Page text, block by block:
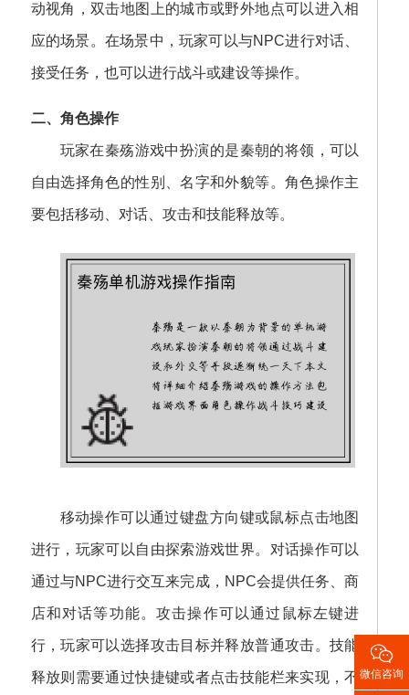
动视角，双击地图上的城市或野外地点可以进入相
应的场景。在场景中，玩家可以与NPC进行对话、
接受任务，也可以进行战斗或建设等操作。
二、角色操作
玩家在秦殇游戏中扮演的是秦朝的将领，可以
自由选择角色的性别、名字和外貌等。角色操作主
要包括移动、对话、攻击和技能释放等。
移动操作可以通过键盘方向键或鼠标点击地图
进行，玩家可以自由探索游戏世界。对话操作可以
通过与NPC进行交互来完成，NPC会提供任务、商
店和对话等功能。攻击操作可以通过鼠标左键进
行，玩家可以选择攻击目标并释放普通攻击。技能
释放则需要通过快捷键或者点击技能栏来实现，不

微信咨询